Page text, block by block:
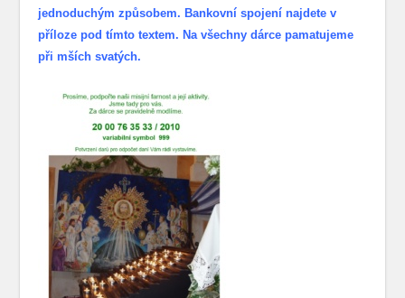
jednoduchým způsobem. Bankovní spojení najdete v
příloze pod tímto textem. Na všechny dárce pamatujeme
při mších svatých.